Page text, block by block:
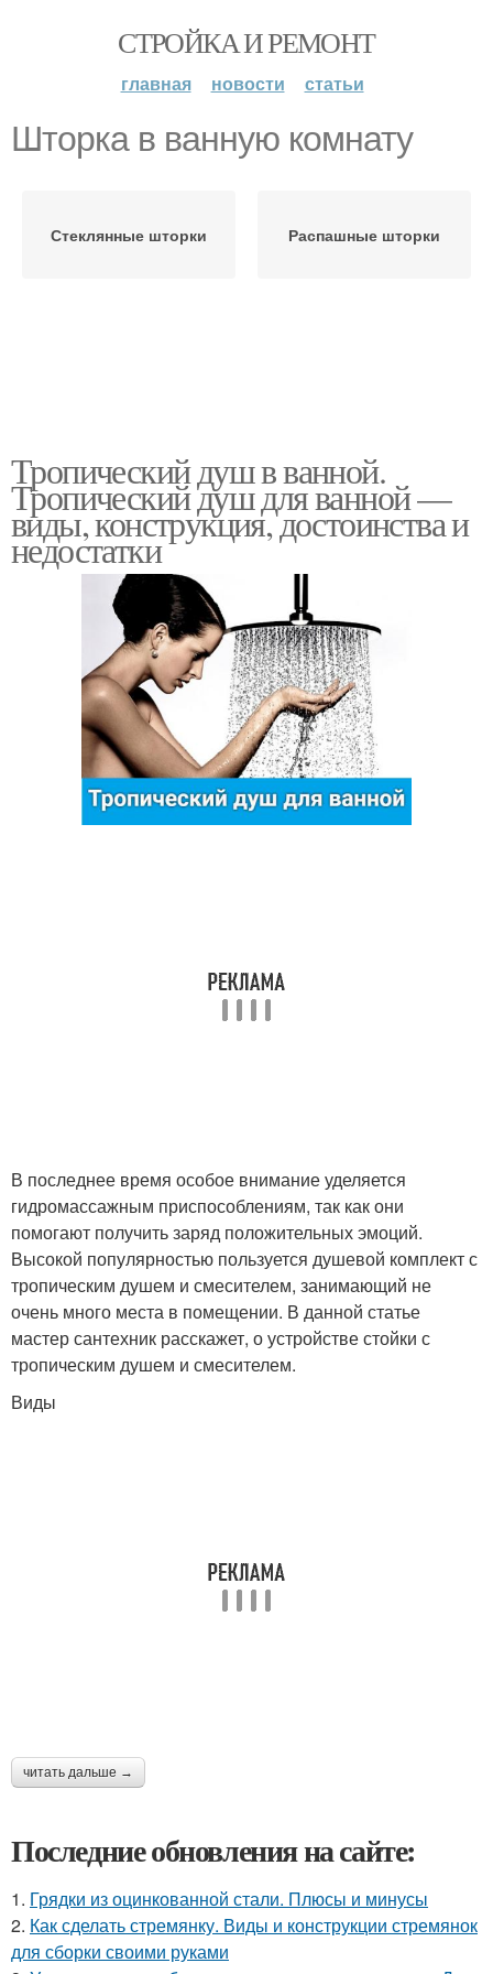
СТРОЙКА И РЕМОНТ
главная новости статьи
Шторка в ванную комнату
Стеклянные шторки Распашные шторки
Тропический душ в ванной.
Тропический душ для ванной —
виды, конструкция, достоинства и
недостатки
В последнее время особое внимание уделяется
гидромассажным приспособлениям, так как они
помогают получить заряд положительных эмоций.
Высокой популярностью пользуется душевой комплект с
тропическим душем и смесителем, занимающий не
очень много места в помещении. В данной статье
мастер сантехник расскажет, о устройстве стойки с
тропическим душем и смесителем.
Виды
читать дальше →
Последние обновления на сайте:
1. Грядки из оцинкованной стали. Плюсы и минусы
2. Как сделать стремянку. Виды и конструкции стремянок
для сборки своими руками